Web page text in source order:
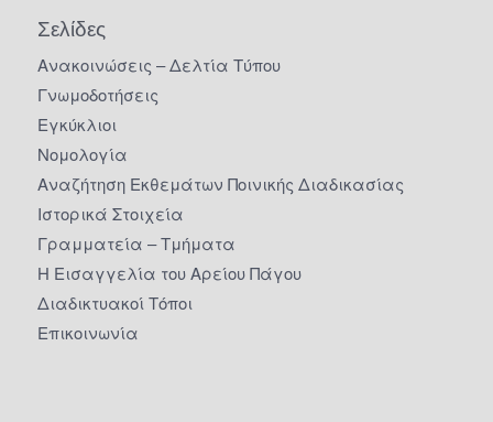
Σελίδες
Ανακοινώσεις – Δελτία Τύπου
Γνωμοδοτήσεις
Εγκύκλιοι
Νομολογία
Αναζήτηση Εκθεμάτων Ποινικής Διαδικασίας
Ιστορικά Στοιχεία
Γραμματεία – Τμήματα
Η Εισαγγελία του Αρείου Πάγου
Διαδικτυακοί Τόποι
Επικοινωνία